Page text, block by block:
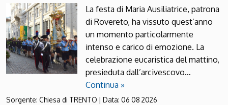
La festa di Maria Ausiliatrice, patrona
di Rovereto, ha vissuto quest’anno
un momento particolarmente
intenso e carico di emozione. La
celebrazione eucaristica del mattino,
presieduta dall’arcivescovo…
Continua »
Sorgente: Chiesa di TRENTO | Data: 06 08 2026